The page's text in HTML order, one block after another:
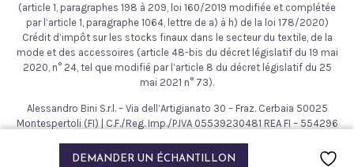
DEMANDER UN ÉCHANTILLON
(article 1, paragraphes 198 à 209, loi 160/2019 modifiée et complétée
par l’article 1, paragraphe 1064, lettre de a) à h) de la loi 178/2020)
Crédit d’impôt sur les stocks finaux dans le secteur du textile, de la
mode et des accessoires (article 48-bis du décret législatif du 19 mai
2020, n° 24, tel que modifié par l’article 8 du décret législatif du 25
mai 2021 n° 73).
Alessandro Bini S.r.l. – Via dell’Artigianato 30 – Fraz. Cerbaia 50025
Montespertoli (FI) | C.F./Reg. Imp./P.IVA 05539230481 REA FI – 554296
2021 © Alessandro Bini. Tous droits réservés.